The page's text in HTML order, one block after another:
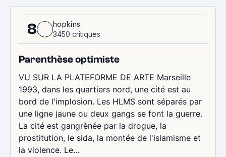
8
hopkins
3450 critiques
Parenthèse optimiste
VU SUR LA PLATEFORME DE ARTE Marseille
1993, dans les quartiers nord, une cité est au
bord de l'implosion. Les HLMS sont séparés par
une ligne jaune ou deux gangs se font la guerre.
La cité est gangrènée par la drogue, la
prostitution, le sida, la montée de l'islamisme et
la violence. Le...